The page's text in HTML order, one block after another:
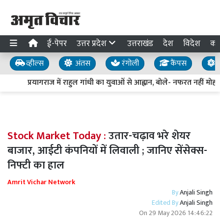
ई-पेपर उत्तर प्रदेश उत्तराखंड देश विदेश
व्हील्स अंतस रंगोली कैंपस
प्रयागराज में राहुल गांधी का युवाओं से आह्वान, बोले- नफरत नहीं
Stock Market Today :उतार-चढ़ाव भरे शेयर
बाजार, आईटी कंपनियों में लिवाली ; जानिए सेंसेक्स-
निफ्टी का हाल
Amrit Vichar Network
ByAnjali Singh
Edited ByAnjali Singh
On 29 May 2026 14:46:22